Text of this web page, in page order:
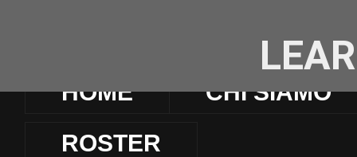
HOME
CHI SIAMO
ROSTER